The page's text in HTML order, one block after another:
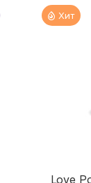
Хит
Love